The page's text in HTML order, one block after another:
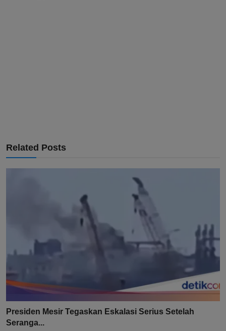
Related Posts
Presiden Mesir Tegaskan Eskalasi Serius Setelah
Seranga...